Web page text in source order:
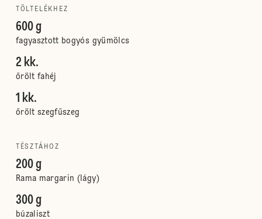
TÖLTELÉKHEZ
600 g
fagyasztott bogyós gyümölcs
2 kk.
őrölt fahéj
1 kk.
őrölt szegfűszeg
TÉSZTÁHOZ
200 g
Rama margarin (lágy)
300 g
búzaliszt